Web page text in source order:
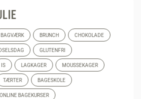
BAGVÆRK BRUNCH CHOKOLADE
GLUTENFRI
IS LAGKAGER MOUSSEKAGER
TÆRTER BAGESKOLE
ONLINE BAGEKURSER